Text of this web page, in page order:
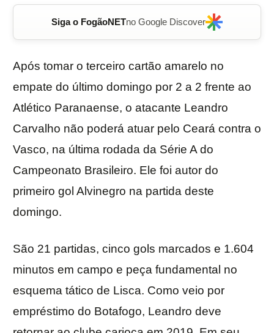
Siga o FogãoNETno Google Discover
Após tomar o terceiro cartão amarelo no
empate do último domingo por 2 a 2 frente ao
Atlético Paranaense, o atacante Leandro
Carvalho não poderá atuar pelo Ceará contra o
Vasco, na última rodada da Série A do
Campeonato Brasileiro. Ele foi autor do
primeiro gol Alvinegro na partida deste
domingo.
São 21 partidas, cinco gols marcados e 1.604
minutos em campo e peça fundamental no
esquema tático de Lisca. Como veio por
empréstimo do Botafogo, Leandro deve